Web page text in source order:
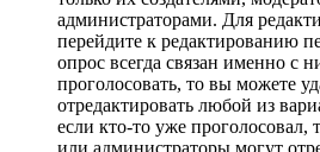
администраторами. Для
перейдите к редактированию
опрос всегда связан именно с
проголосовать, то вы можете
отредактировать любой из
если кто-то уже проголосовал,
или администраторы могут